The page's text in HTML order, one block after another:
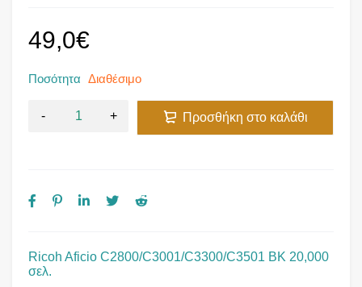
Ricoh Aficio C2800/C3001/C3300/C3501 BK 20,000
σελ.
49,0€
Ποσότητα Διαθέσιμο
Προσθήκη στο καλάθι